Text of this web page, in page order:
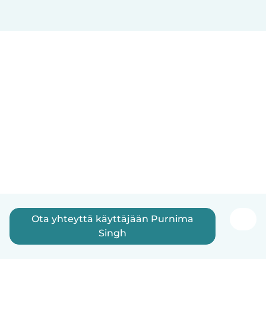
Ota yhteyttä käyttäjään Purnima
Singh